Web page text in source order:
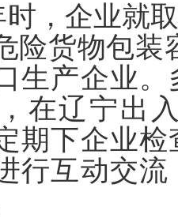
时，企业就
险货物包
生产企业
在辽宁出
期下企业
行互动交